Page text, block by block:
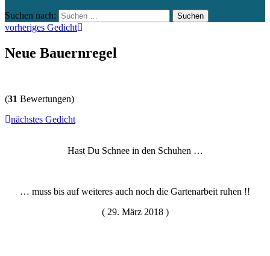
Suchen nach:
vorheriges Gedicht
Neue Bauernregel
(31 Bewertungen)
nächstes Gedicht
Hast Du Schnee in den Schuhen …
… muss bis auf weiteres auch noch die Gartenarbeit ruhen !!
( 29. März 2018 )